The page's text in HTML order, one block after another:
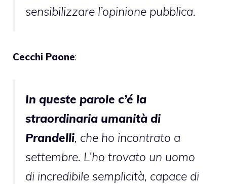
sensibilizzare l’opinione pubblica.
Cecchi Paone:
In queste parole c’é la
straordinaria umanità di
Prandelli, che ho incontrato a
settembre. L’ho trovato un uomo
di incredibile semplicità, capace di